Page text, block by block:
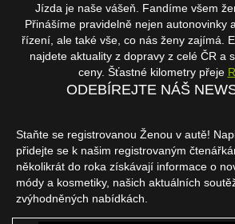
Jízda je naše vášeň. Fandíme všem
Přinášíme pravidelně nejen autonovinky
řízení, ale také vše, co nás ženy zajímá.
najdete aktuality z dopravy z celé ČR a
ceny. Šťastné kilometry přeje
ODEBÍREJTE NÁŠ
Staňte se registrovanou Ženou v autě!
přidejte se k našim registrovaným
několikrát do roka získávají informace o
módy a kosmetiky, našich aktuálních
zvýhodněných nabídkách.